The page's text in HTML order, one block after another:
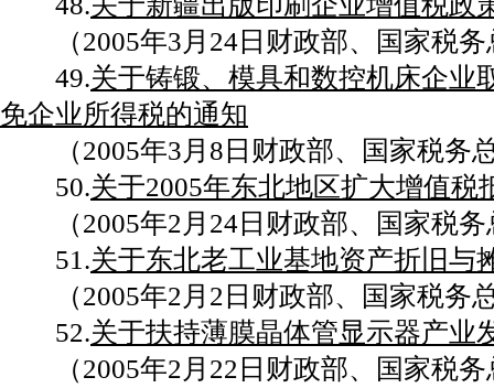
（2005年3月24日财政部、国家税务
49.关于铸锻、模具和数控机床企业
免企业所得税的通知
（2005年3月8日财政部、国家税务
50.关于2005年东北地区扩大增值
（2005年2月24日财政部、国家税务
51.关于东北老工业基地资产折旧与
（2005年2月2日财政部、国家税务
52.关于扶持薄膜晶体管显示器产业
（2005年2月22日财政部、国家税务